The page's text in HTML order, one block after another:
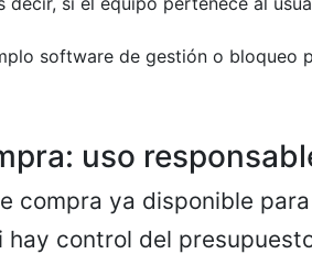
software de gestión o bloqueo
uso
compra ya disponible
control del